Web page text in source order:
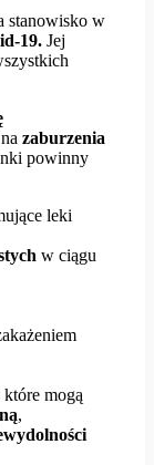
stanowisko w
19. Jej
zaburzenia
powinny
leki
w ciągu
mogą
,